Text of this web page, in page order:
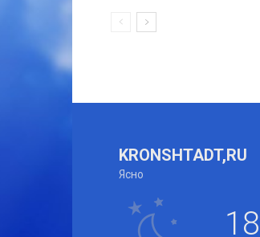
KRONSHTADT,RU
Ясно
18